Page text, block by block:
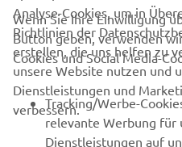
UNTERNEHMEN
B2B
MEHR YAMAHA
Analyse-Cookies, um in
Richtlinien der
erstellen, die uns helfen zu
unsere Website nutzen und
Dienstleistungen und
verbessern.
Wenn Sie Ihre Einwilligung
Button geben, verwenden
Cookies und Social Media-
Tracking/Werbe-
relevante Werbung für
Dienstleistungen auf